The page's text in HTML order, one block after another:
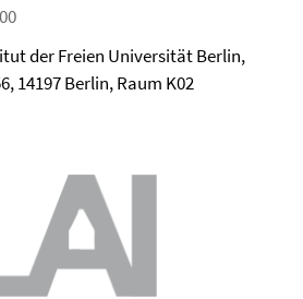
der Freien Universität Berlin,
14197 Berlin, Raum K02